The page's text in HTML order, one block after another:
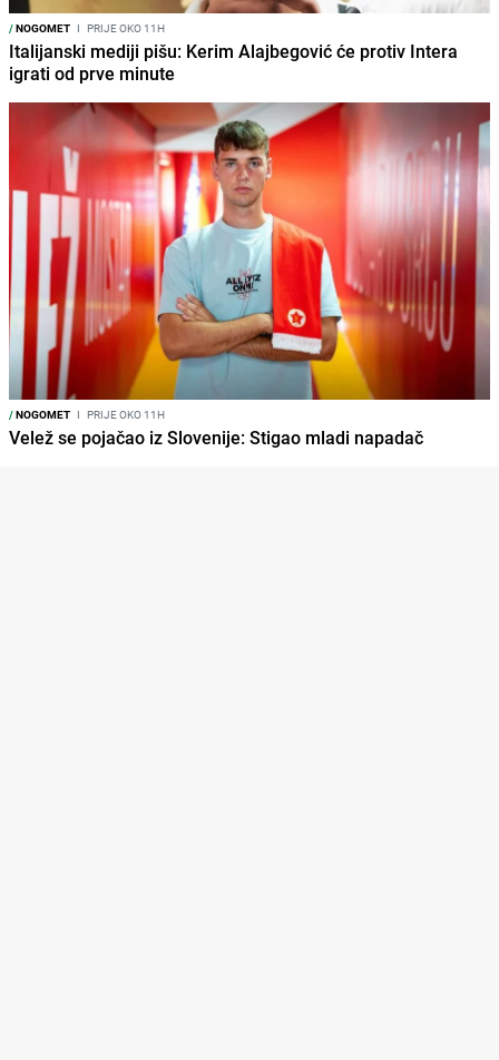
/NOGOMET I PRIJE OKO 11H
Italijanski mediji pišu: Kerim Alajbegović će protiv Intera
igrati od prve minute
/NOGOMET I PRIJE OKO 11H
Velež se pojačao iz Slovenije: Stigao mladi napadač